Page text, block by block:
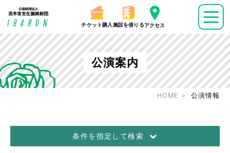
チケット購入 施設を借りるアクセス
公演案内
HOME 公演情報
条件を指定して検索